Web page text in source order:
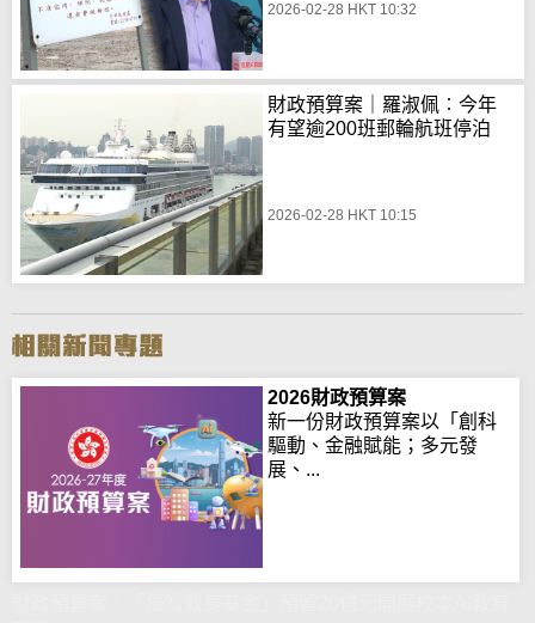
2026-02-28 HKT 10:32
財政預算案｜羅淑佩︰今年
有望逾200班郵輪航班停泊
2026-02-28 HKT 10:15
2026財政預算案
新一份財政預算案以「創科
驅動、金融賦能；多元發
展、...